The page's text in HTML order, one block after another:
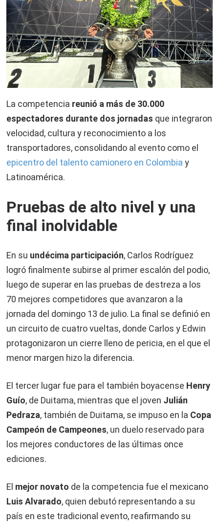
La competencia reunió a más de 30.000
espectadores durante dos jornadas que integraron
velocidad, cultura y reconocimiento a los
transportadores, consolidando al evento como el
epicentro del talento camionero en Colombia y
Latinoamérica.
Pruebas de alto nivel y una
final inolvidable
En su undécima participación, Carlos Rodríguez
logró finalmente subirse al primer escalón del podio,
luego de superar en las pruebas de destreza a los
70 mejores competidores que avanzaron a la
jornada del domingo 13 de julio. La final se definió en
un circuito de cuatro vueltas, donde Carlos y Edwin
protagonizaron un cierre lleno de pericia, en el que el
menor margen hizo la diferencia.
El tercer lugar fue para el también boyacense Henry
Guío, de Duitama, mientras que el joven Julián
Pedraza, también de Duitama, se impuso en la Copa
Campeón de Campeones, un duelo reservado para
los mejores conductores de las últimas once
ediciones.
El mejor novato de la competencia fue el mexicano
Luis Alvarado, quien debutó representando a su
país en este tradicional evento, reafirmando su